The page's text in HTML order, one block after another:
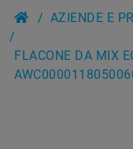
AZIENDE E
FLACONE DA MIX